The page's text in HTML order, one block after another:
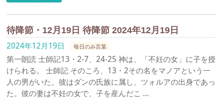
待降節・12月19日 待降節 2024年12月19日
2024年12月19日 毎日のみ言葉
第一朗読 士師記13・2-7、24-25 神は、「不妊の女」に子を授
けられる。 士師記 そのころ、13・2その名をマノアという一
人の男がいた。彼はダンの氏族に属し、ツォルアの出身であっ
た。彼の妻は不妊の女で、子を産んだこ …